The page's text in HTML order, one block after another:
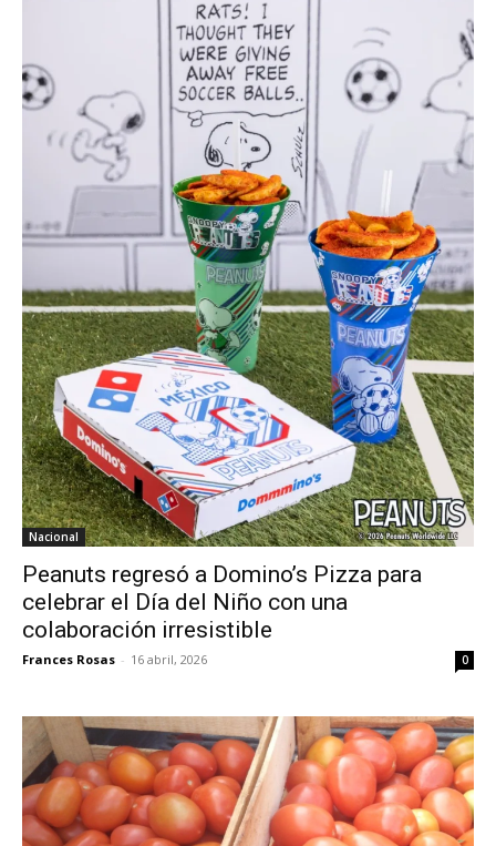
Nacional
Peanuts regresó a Domino’s Pizza para
celebrar el Día del Niño con una
colaboración irresistible
Frances Rosas - 16 abril, 2026 0